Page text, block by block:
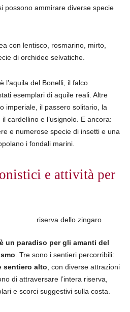
possono ammirare diverse specie
con lentisco, rosmarino, mirto,
di orchidee selvatiche.
l’aquila del Bonelli, il falco
esemplari di aquile reali. Altre
imperiale, il passero solitario, la
cardellino e l’usignolo. E ancora:
e numerose specie di insetti e una
i fondali marini.
e attività per
un paradiso per gli amanti del
. Tre sono i sentieri percorribili:
sentiero alto , con diverse attrazioni
di attraversare l’intera riserva,
e scorci suggestivi sulla costa.